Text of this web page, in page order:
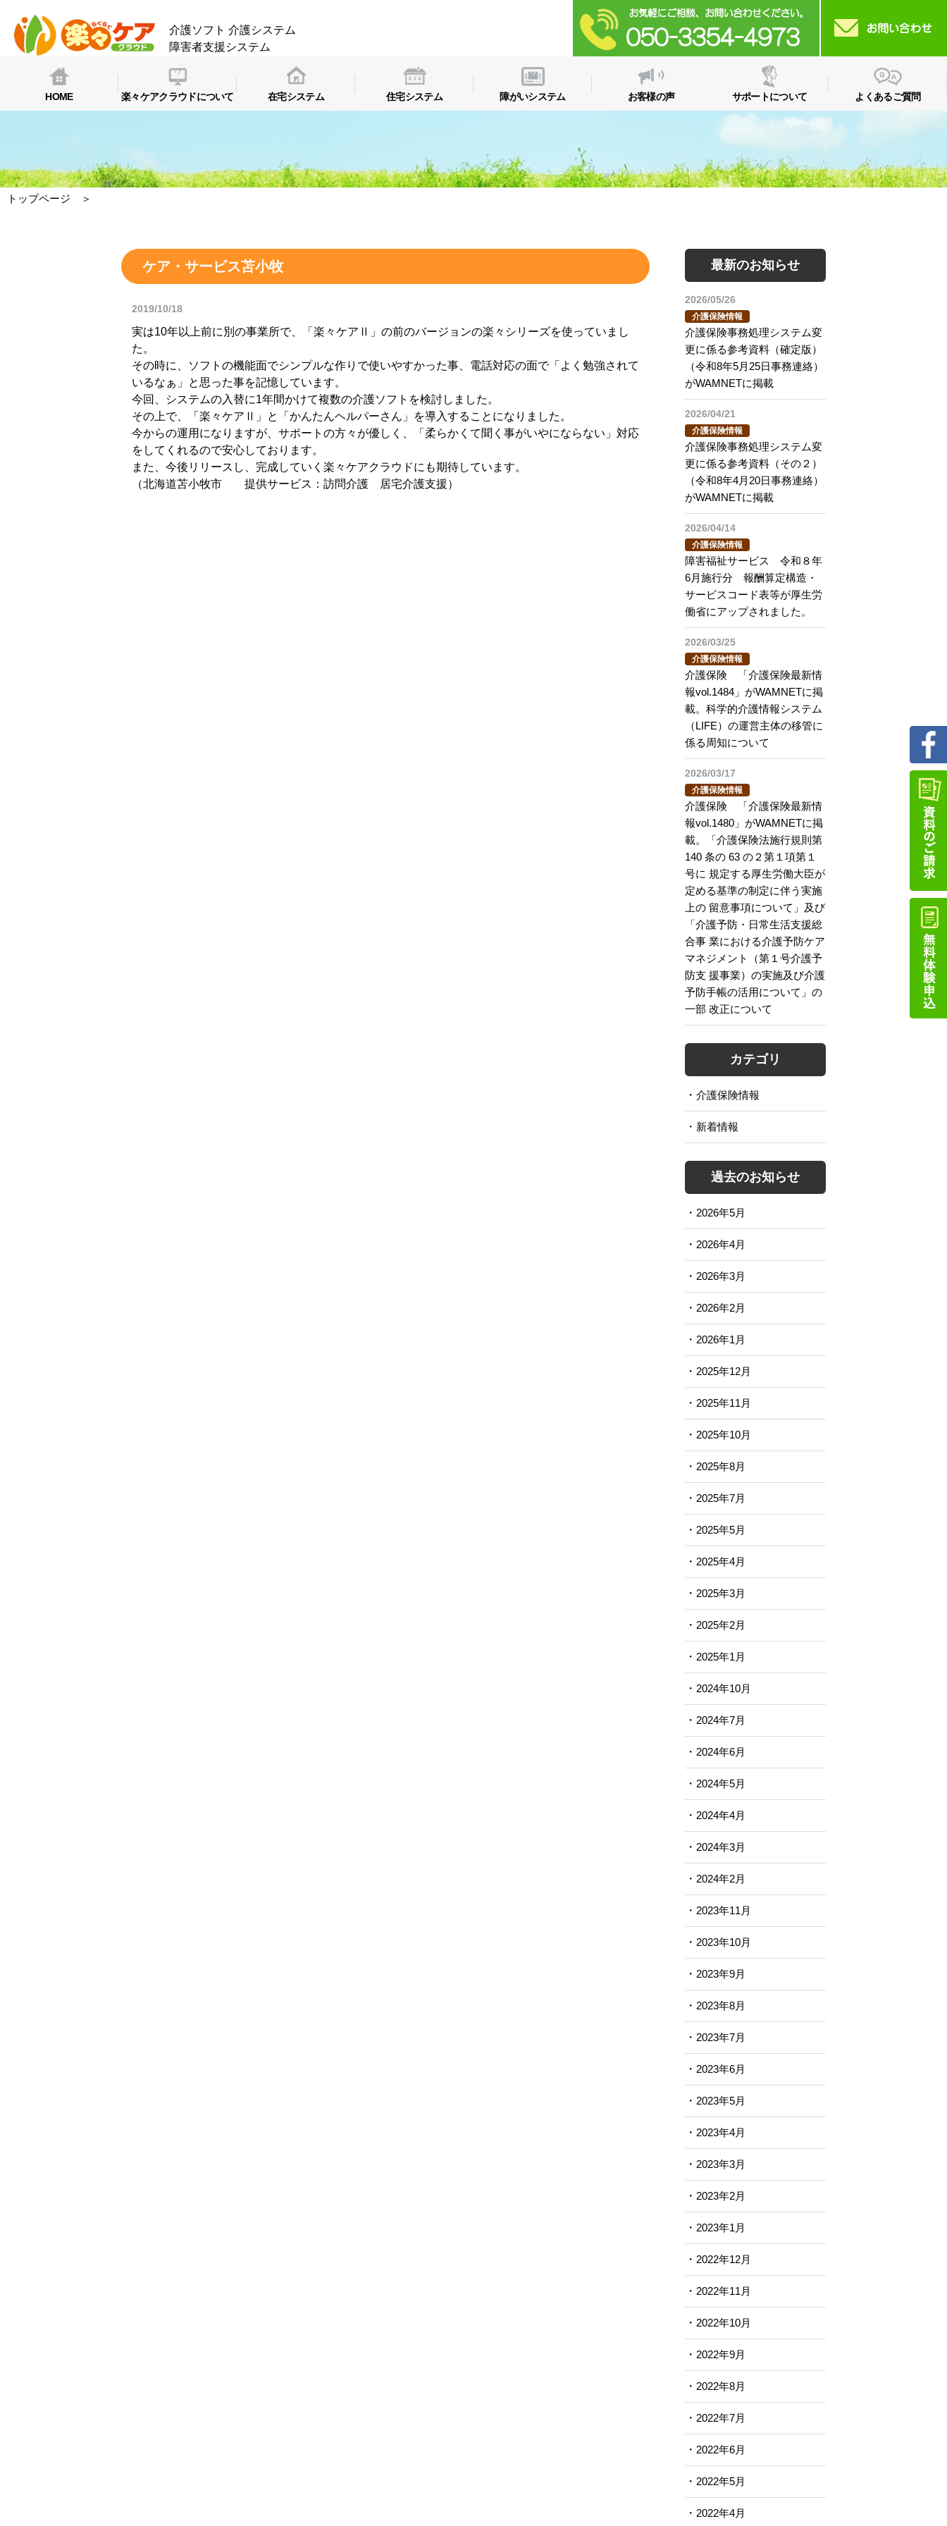
介護ソフト 介護システム
障害者支援システム
HOME 楽々ケアクラウドについて 在宅システム 住宅システム 障がいシステム お客様の声 サポートについて よくあるご質問
トップページ ＞
ケア・サービス苫小牧
2019/10/18
実は10年以上前に別の事業所で、「楽々ケアⅡ」の前のバージョンの楽々シリーズを使っていまし
た。
その時に、ソフトの機能面でシンプルな作りで使いやすかった事、電話対応の面で「よく勉強されて
いるなぁ」と思った事を記憶しています。
今回、システムの入替に1年間かけて複数の介護ソフトを検討しました。
その上で、「楽々ケアⅡ」と「かんたんヘルパーさん」を導入することになりました。
今からの運用になりますが、サポートの方々が優しく、「柔らかくて聞く事がいやにならない」対応
をしてくれるので安心しております。
また、今後リリースし、完成していく楽々ケアクラウドにも期待しています。
（北海道苫小牧市 提供サービス：訪問介護 居宅介護支援）
最新のお知らせ
2026/05/26
介護保険情報
介護保険事務処理システム変
更に係る参考資料（確定版）
（令和8年5月25日事務連絡）
がWAMNETに掲載
2026/04/21
介護保険情報
介護保険事務処理システム変
更に係る参考資料（その２）
（令和8年4月20日事務連絡）
がWAMNETに掲載
2026/04/14
介護保険情報
障害福祉サービス 令和８年
6月施行分 報酬算定構造・
サービスコード表等が厚生労
働省にアップされました。
2026/03/25
介護保険情報
介護保険 「介護保険最新情
報vol.1484」がWAMNETに掲
載。科学的介護情報システム
（LIFE）の運営主体の移管に
係る周知について
2026/03/17
介護保険情報
介護保険 「介護保険最新情
報vol.1480」がWAMNETに掲
載。「介護保険法施行規則第
140 条の 63 の２第１項第１
号に 規定する厚生労働大臣が
定める基準の制定に伴う実施
上の 留意事項について」及び
「介護予防・日常生活支援総
合事 業における介護予防ケア
マネジメント（第１号介護予
防支 援事業）の実施及び介護
予防手帳の活用について」の
一部 改正について
カテゴリ
介護保険情報
新着情報
過去のお知らせ
2026年5月
2026年4月
2026年3月
2026年2月
2026年1月
2025年12月
2025年11月
2025年10月
2025年8月
2025年7月
2025年5月
2025年4月
2025年3月
2025年2月
2025年1月
2024年10月
2024年7月
2024年6月
2024年5月
2024年4月
2024年3月
2024年2月
2023年11月
2023年10月
2023年9月
2023年8月
2023年7月
2023年6月
2023年5月
2023年4月
2023年3月
2023年2月
2023年1月
2022年12月
2022年11月
2022年10月
2022年9月
2022年8月
2022年7月
2022年6月
2022年5月
2022年4月